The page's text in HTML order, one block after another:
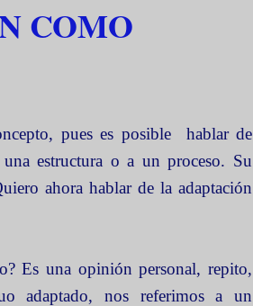
COMO
pues es posible
hablar de
estructura o a un proceso. Su
ahora hablar de la adaptación
Es una opinión personal, repito,
adaptado, nos referimos a un